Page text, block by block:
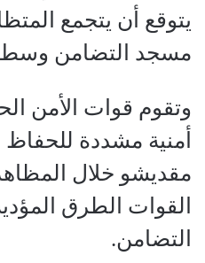
يتوقع أن يتجمع
مسجد التضامن وسط
وتقوم قوات الأمن
أمنية مشددة
مقديشو خلال
القوات الطرق
التضامن.